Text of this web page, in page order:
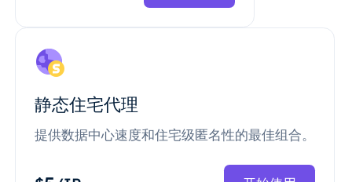
静态住宅代理
提供数据中心速度和住宅级匿名性的最佳组合。